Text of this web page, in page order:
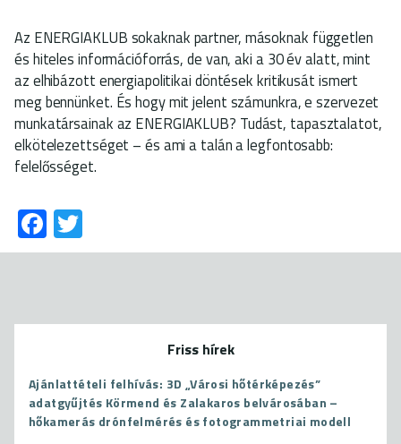
Az ENERGIAKLUB sokaknak partner, másoknak független
és hiteles információforrás, de van, aki a 30 év alatt, mint
az elhibázott energiapolitikai döntések kritikusát ismert
meg bennünket. És hogy mit jelent számunkra, e szervezet
munkatársainak az ENERGIAKLUB? Tudást, tapasztalatot,
elkötelezettséget – és ami a talán a legfontosabb:
felelősséget.
Fa
ce
ok
wi
Friss hírek
Ajánlattételi felhívás: 3D „Városi hőtérképezés”
adatgyűjtés Körmend és Zalakaros belvárosában –
hőkamerás drónfelmérés és fotogrammetriai modell